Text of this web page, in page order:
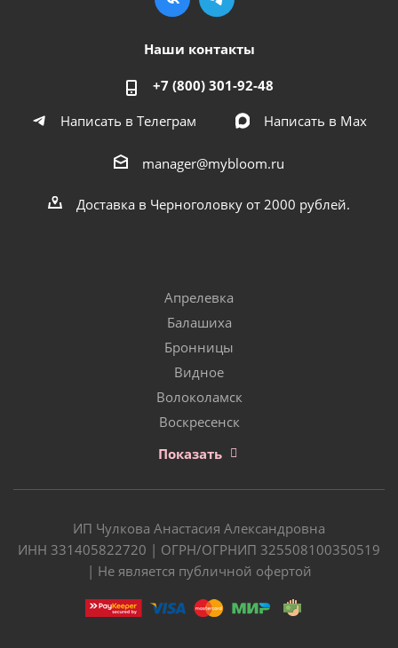
Наши контакты
+7 (800) 301-92-48
Написать в Телеграм
Написать в Мах
manager@mybloom.ru
Доставка в Черноголовку от 2000 рублей.
Апрелевка
Балашиха
Бронницы
Видное
Волоколамск
Воскресенск
Показать
ИП Чулкова Анастасия Александровна
ИНН 331405822720 | ОГРН/ОГРНИП 325508100350519
| Не является публичной офертой